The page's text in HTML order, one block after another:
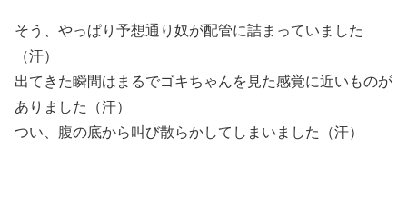
そう、やっぱり予想通り奴が配管に詰まっていました
（汗）
出てきた瞬間はまるでゴキちゃんを見た感覚に近いものが
ありました（汗）
つい、腹の底から叫び散らかしてしまいました（汗）